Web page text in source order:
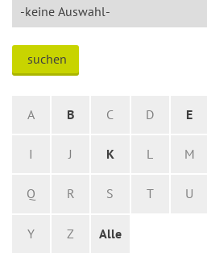
suchen
A B C D E
I J K L M
Q R S T U
Y Z Alle